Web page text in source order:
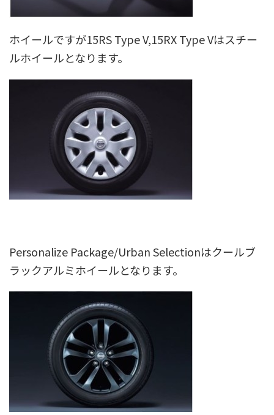
ホイールですが15RS Type V,15RX Type Vはスチー
ルホイールとなります。
Personalize Package/Urban Selectionはクールブ
ラックアルミホイールとなります。